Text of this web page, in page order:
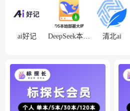
ai好记 DeepSeek本地部署 清北ai